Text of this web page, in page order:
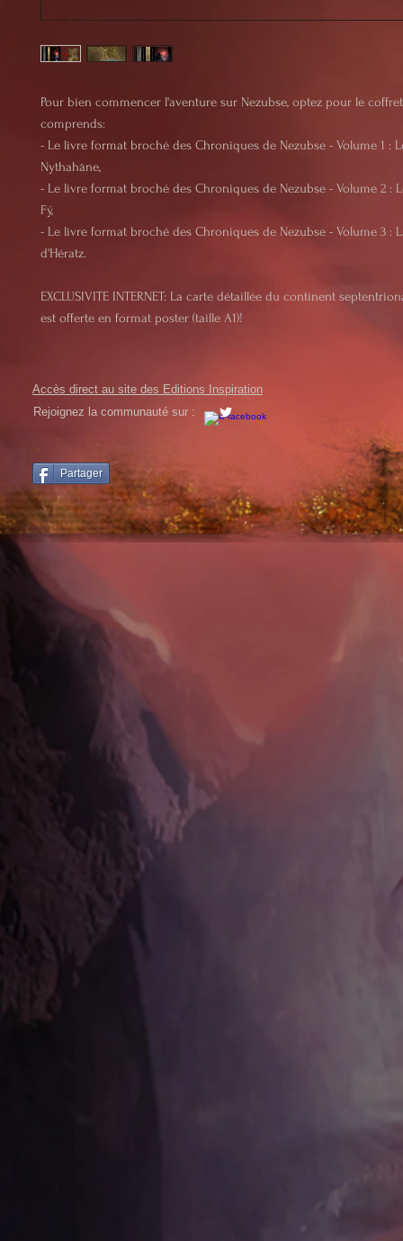
Pour bien commencer l'aventure sur Nezubse, optez pour le
comprends:
- Le livre format broché des Chroniques de Nezubse - Volume 1 :
Nythahâne,
- Le livre format broché des Chroniques de Nezubse - Volume 2 :
Fý,
- Le livre format broché des Chroniques de Nezubse - Volume 3 :
d'Hératz.
EXCLUSIVITE INTERNET: La carte détaillée du continent
est offerte en format poster (taille A1)!
Rejoignez la communauté sur :
Partager
Accès direct au site des Editions Inspiration